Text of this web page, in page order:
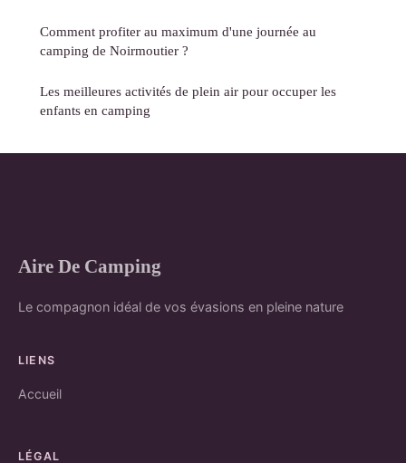
Comment profiter au maximum d'une journée au
camping de Noirmoutier ?
Les meilleures activités de plein air pour occuper les
enfants en camping
Aire De Camping
Le compagnon idéal de vos évasions en pleine nature
LIENS
Accueil
LÉGAL